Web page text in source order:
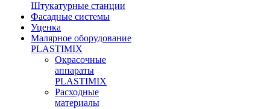
Штукатурные станции
Фасадные системы
Уценка
Малярное оборудование
PLASTIMIX
Окрасочные
аппараты
PLASTIMIX
Расходные
материалы